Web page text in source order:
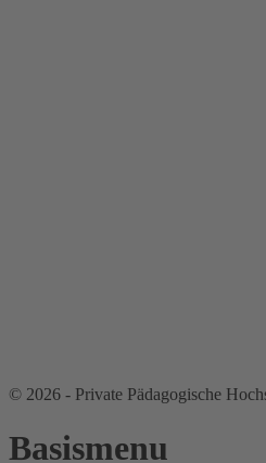
© 2026 - Private Pädagogische
Basismenu